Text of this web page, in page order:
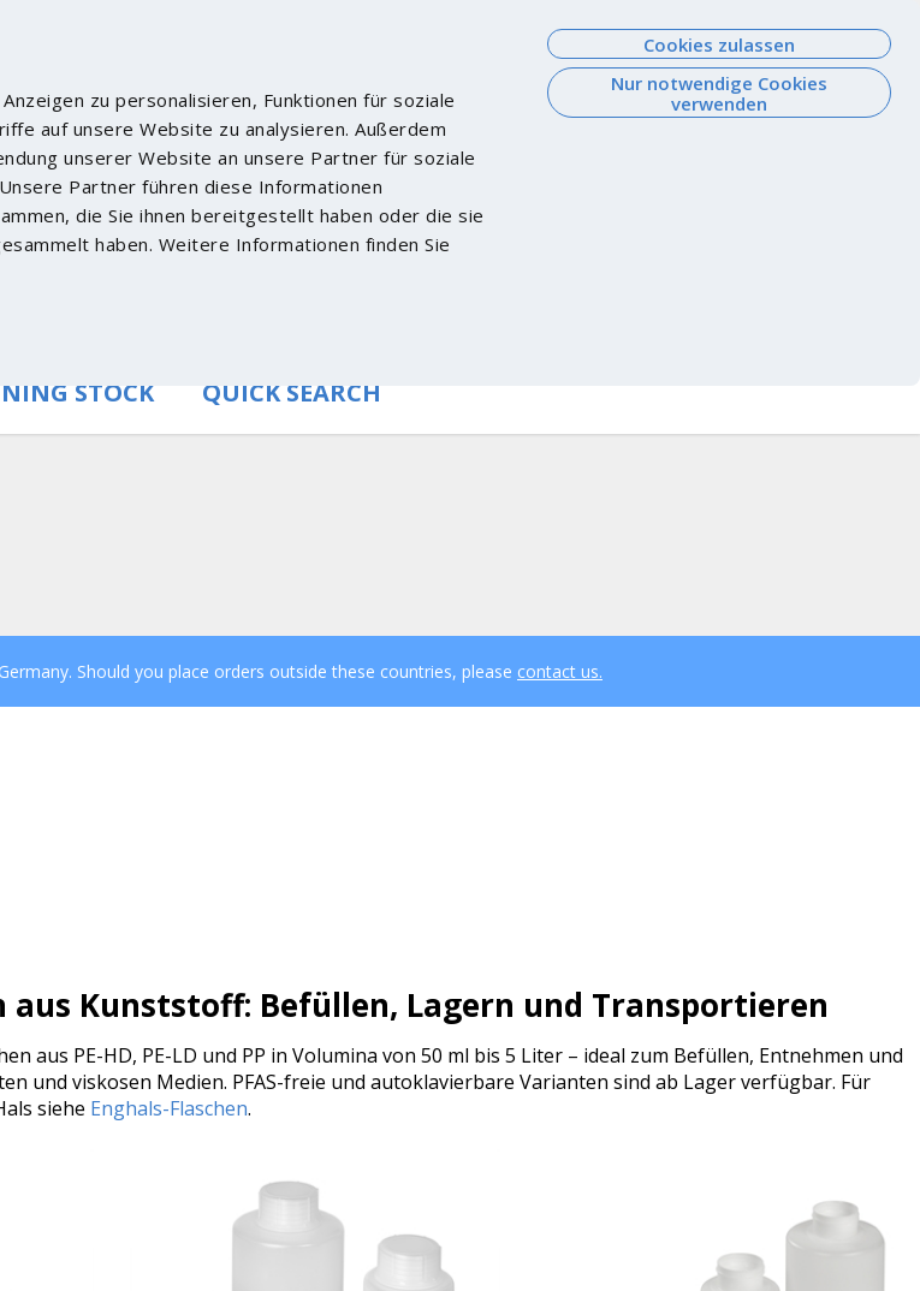
zu personalisieren, Funktionen für soziale
auf unsere Website zu analysieren. Außerdem
unserer Website an unsere Partner für soziale
Partner führen diese Informationen
die Sie ihnen bereitgestellt haben oder die sie
haben. Weitere Informationen finden Sie
Cookies zulassen
Nur notwendige Cookies
verwenden
Product not found?
STOCK QUICK SEARCH
Should you place orders outside these countries, please contact us.
aus Kunststoff: Befüllen, Lagern und Transportieren
aus PE-HD, PE-LD und PP in Volumina von 50 ml bis 5 Liter – ideal zum Befüllen, Entnehmen und
und viskosen Medien. PFAS-freie und autoklavierbare Varianten sind ab Lager verfügbar. Für
siehe Enghals-Flaschen.